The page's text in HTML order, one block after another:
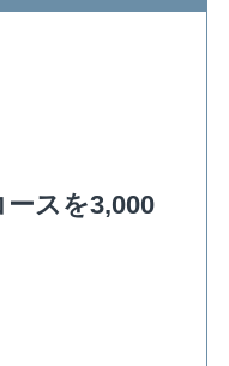
ースを3,000